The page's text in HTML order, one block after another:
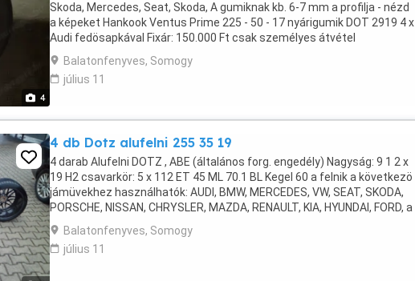
4
Skoda, Mercedes, Seat, Skoda, A gumiknak kb. 6-7 mm a profilja - nézd
a képeket Hankook Ventus Prime 225 - 50 - 17 nyárigumik DOT 2919 4 x
Audi fedösapkával Fixár: 150.000 Ft csak személyes átvétel
lehetséges!
Balatonfenyves, Somogy
július 11
4 db Dotz alufelni 255 35 19
4 darab Alufelni DOTZ , ABE (általános forg. engedély) Nagyság: 9 1 2 x
19 H2 csavarkör: 5 x 112 ET 45 ML 70.1 BL Kegel 60 a felnik a következö
jámüvekhez használhatók: AUDI, BMW, MERCEDES, VW, SEAT, SKODA,
PORSCHE, NISSAN, CHRYSLER, MAZDA, RENAULT, KIA, HYUNDAI, FORD, a
gumik: GRIPMAX SURE GRIP PRO ...
Balatonfenyves, Somogy
július 11